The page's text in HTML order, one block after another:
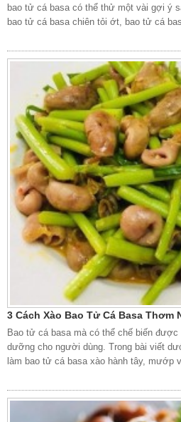
bao tử cá basa có thể thử một vài gợi ý
bao tử cá basa chiên tỏi ớt, bao tử cá
3 Cách Xào Bao Tử Cá Basa Thơm
Bao tử cá basa mà có thể chế biến được
dưỡng cho người dùng. Trong bài viết
làm bao tử cá basa xào hành tây, mướp